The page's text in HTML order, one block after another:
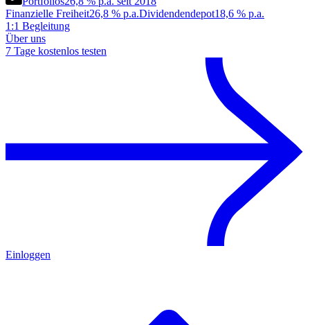
Finanzielle Freiheit26,8 % p.a.Dividendendepot18,6 % p.a.
1:1 Begleitung
Über uns
7 Tage kostenlos testen
Einloggen